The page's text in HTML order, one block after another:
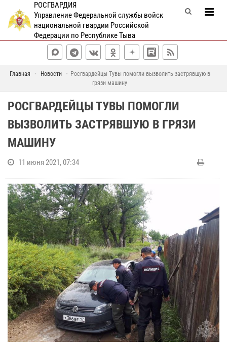
РОСГВАРДИЯ
Управление Федеральной службы войск
национальной гвардии Российской
Федерации по Республике Тыва
Главная Новости
Росгвардейцы Тувы помогли вызволить застрявшую в
грязи машину
РОСГВАРДЕЙЦЫ ТУВЫ ПОМОГЛИ
ВЫЗВОЛИТЬ ЗАСТРЯВШУЮ В ГРЯЗИ
МАШИНУ
11 июня 2021, 07:34